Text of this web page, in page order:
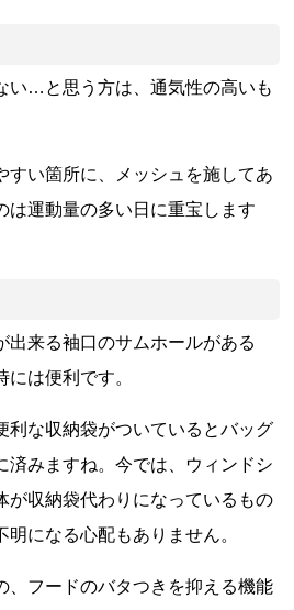
い… と思う方は、通気性の高いも
すい箇所に、メッシュを施してあ
は運動量の多い日に重宝します
出来る袖口のサムホールがある
は便利です。
利な収納袋がついているとバッグ
済みますね。今では、ウィンドシ
が収納袋代わりになっているもの
になる心配もありません。
、フードのバタつきを抑える機能